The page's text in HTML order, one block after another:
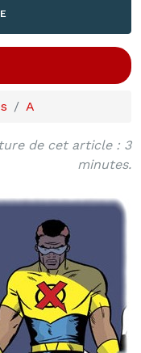
A
de cet article : 3
minutes.